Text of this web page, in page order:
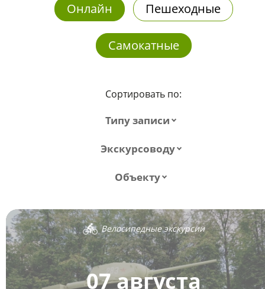
Онлайн Пешеходные
Самокатные
Сортировать по:
Типу записи
Экскурсоводу
Объекту
Велосипедные экскурсии
07 августа